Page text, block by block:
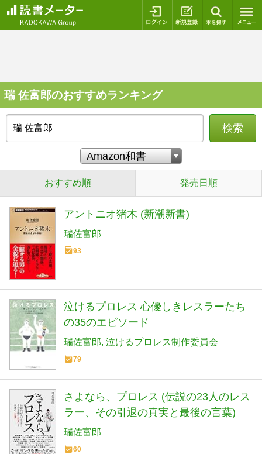
ログイン 新規登録
瑞 佐富郎のおすすめランキング
検索
おすすめ順 発売日順
アントニオ猪木 (新潮新書)
瑞佐富郎
93
泣けるプロレス 心優しきレスラーたち
の35のエピソード
瑞佐富郎 泣けるプロレス制作委員会
79
さよなら、プロレス (伝説の23人のレス
ラー、その引退の真実と最後の言葉)
瑞佐富郎
60